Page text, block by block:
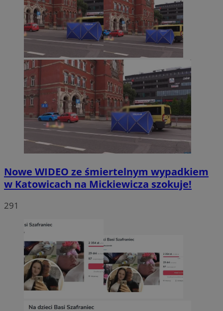
Nowe WIDEO ze śmiertelnym wypadkiem
w Katowicach na Mickiewicza szokuje!
291